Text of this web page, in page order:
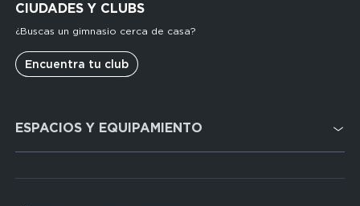
CIUDADES Y CLUBS
¿Buscas un gimnasio cerca de casa?
Encuentra tu club
menu
for
Espagne
ESPACIOS Y EQUIPAMIENTO